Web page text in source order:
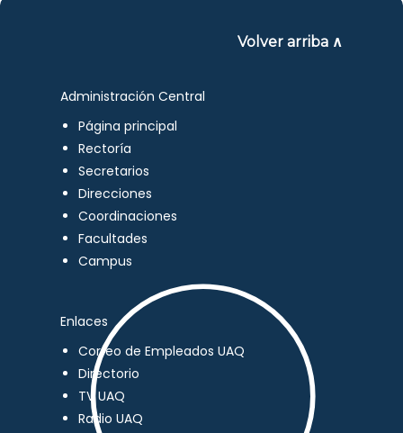
Volver arriba ∧
Administración Central
Página principal
Rectoría
Secretarios
Direcciones
Coordinaciones
Facultades
Campus
Enlaces
Correo de Empleados UAQ
Directorio
TV UAQ
Radio UAQ